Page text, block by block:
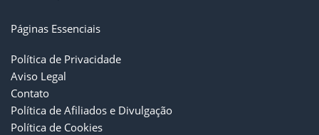
Páginas Essenciais
Política de Privacidade
Aviso Legal
Contato
Política de Afiliados e Divulgação
Política de Cookies